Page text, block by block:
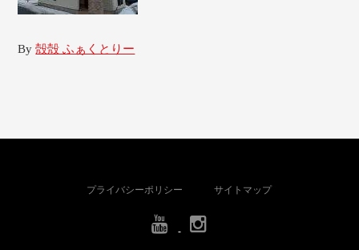
By殻殻 ふぁくとりー
プライバシーポリシー サイトマップ